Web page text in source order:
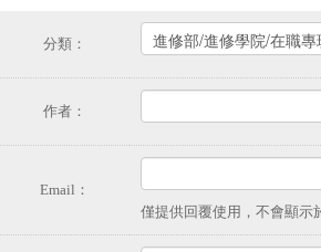
分類：
作者：
Email：
僅提供回覆使用，不會顯示